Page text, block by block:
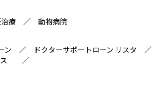
療 ／ 動物病院
ン ／ ドクターサポートローン リスタ ／
／